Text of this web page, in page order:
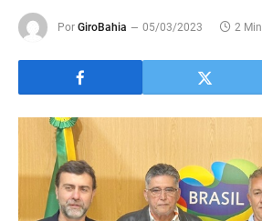
Por GiroBahia 05/03/2023 2